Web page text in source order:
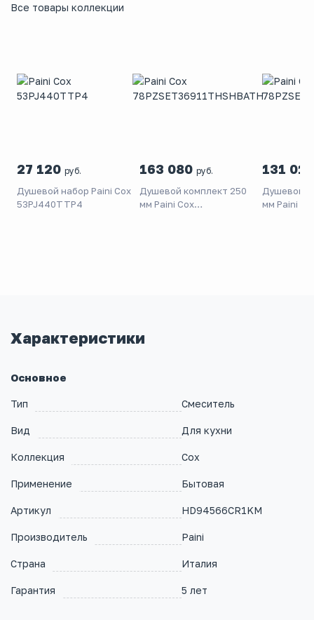
Все товары коллекции
27 120 руб.
Душевой набор Paini Cox
53PJ440TTP4
163 080 руб.
Душевой комплект 250
мм Paini Cox
131
Душевой
мм Paini
Характеристики
Основное
Тип Смеситель
Вид Для кухни
Коллекция Cox
Применение Бытовая
Артикул HD94566CR1KM
Производитель Paini
Страна Италия
Гарантия 5 лет